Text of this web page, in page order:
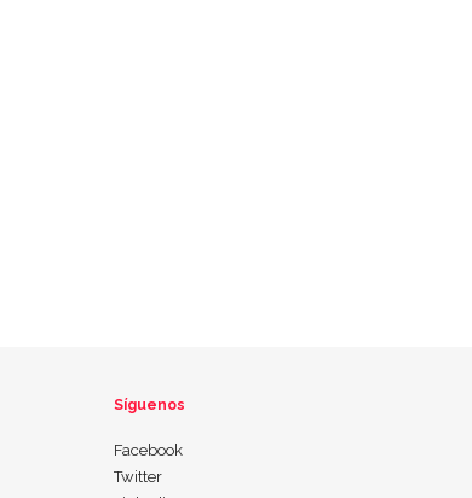
Síguenos
Facebook
Twitter